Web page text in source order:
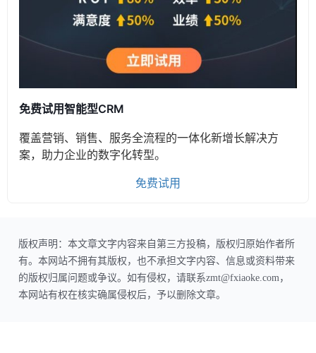
免费试用智能型CRM
覆盖营销、销售、服务全流程的一体化新增长解决方
案，助力企业的数字化转型。
免费试用
版权声明：本文章文字内容来自第三方投稿，版权归原始作者所
有。本网站不拥有其版权，也不承担文字内容、信息或资料带来
的版权归属问题或争议。如有侵权，请联系zmt@fxiaoke.com，
本网站有权在核实确属侵权后，予以删除文章。